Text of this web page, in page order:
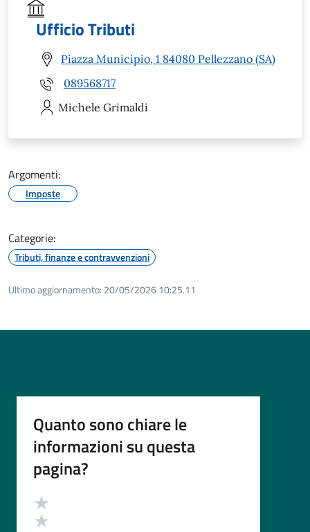
Ufficio Tributi
Piazza Municipio, 1 84080 Pellezzano (SA)
089568717
Michele Grimaldi
Argomenti:
Imposte
Categorie:
Tributi, finanze e contravvenzioni
Ultimo aggiornamento: 20/05/2026 10:25.11
Quanto sono chiare le
informazioni su questa
pagina?
Valutazione